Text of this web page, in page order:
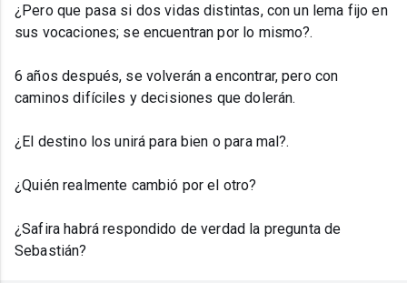
¿Pero que pasa si dos vidas distintas, con un lema fijo en
sus vocaciones; se encuentran por lo mismo?.
6 años después, se volverán a encontrar, pero con
caminos difíciles y decisiones que dolerán.
¿El destino los unirá para bien o para mal?.
¿Quién realmente cambió por el otro?
¿Safira habrá respondido de verdad la pregunta de
Sebastián?